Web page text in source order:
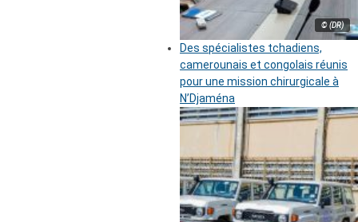
© (DR)
Des spécialistes tchadiens,
camerounais et congolais réunis
pour une mission chirurgicale à
N’Djaména